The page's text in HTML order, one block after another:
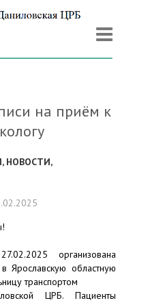
на приём к
, НОВОСТИ,
организована
Ярославскую областную
транспортом
ЦРБ. Пациенты